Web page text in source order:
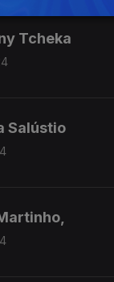
Tcheka
Salústio